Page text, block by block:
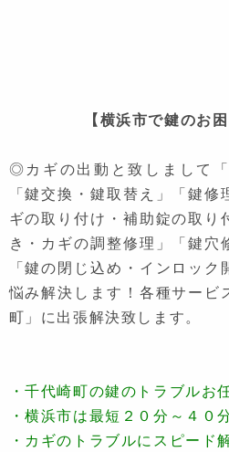
【横浜市で鍵のお
◎カギの出動と致しまして「
「鍵交換・鍵取替え」「鍵
ギの取り付け・補助錠の取り
き・カギの調整修理」「鍵穴
「鍵の閉じ込め・インロッ
悩み解決します！各種サービ
町」に出張解決致します。
・千代崎町の鍵のトラブルお
・横浜市は最短２０分～４０
・カギのトラブルにスピード